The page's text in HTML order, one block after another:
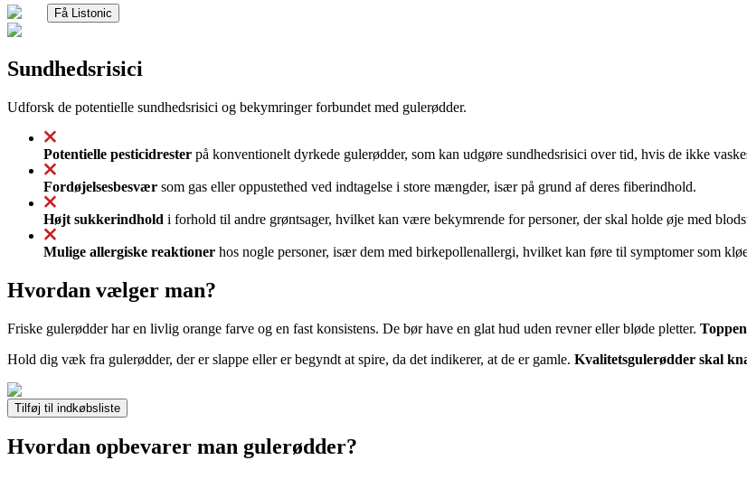
Få Listonic
Sundhedsrisici
Udforsk de potentielle sundhedsrisici og bekymringer forbundet med gulerødder.
Potentielle pesticidrester på konventionelt dyrkede gulerødder, som kan udgøre sundhedsrisici over tid, hvis de ikke
Fordøjelsesbesvær som gas eller oppustethed ved indtagelse i store mængder, især på grund af deres fiberindhold.
Højt sukkerindhold i forhold til andre grøntsager, hvilket kan være bekymrende for personer, der skal holde øje med
Mulige allergiske reaktioner hos nogle personer, især dem med birkepollenallergi, hvilket kan føre til symptomer som
Hvordan vælger man?
Friske gulerødder har en livlig orange farve og en fast konsistens. De bør have en glat hud uden revner eller bløde pletter.
Hold dig væk fra gulerødder, der er slappe eller er begyndt at spire, da det indikerer, at de er gamle. Kvalitetsgulerødder skal
Tilføj til indkøbsliste
Hvordan opbevarer man gulerødder?